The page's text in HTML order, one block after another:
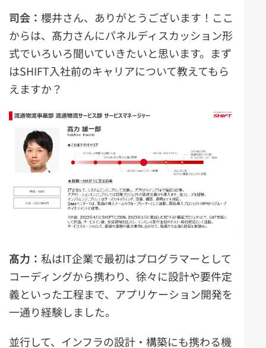
司会： 櫻井さん、ありがとうございます！ここ
からは、髙力さんにパネルディスカッション形
式でいろいろ聞いていきたいと思います。まず
はSHIFT入社前のキャリアについて教えてもら
えますか？
髙力： 私はIT企業で最初はプログラマーとして
コーディングから携わり、徐々に設計や要件定
義といった工程まで、アプリケーション開発を
一通り経験しました。
並行して、インフラの設計・構築にも携わる機